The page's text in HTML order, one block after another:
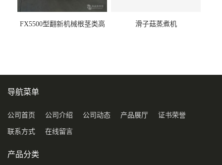
FX5500型翻新机械根茎类高
滑子菇蒸煮机
导航菜单
公司首页 公司介绍 公司动态 产品展厅 证书荣誉
联系方式 在线留言
产品分类